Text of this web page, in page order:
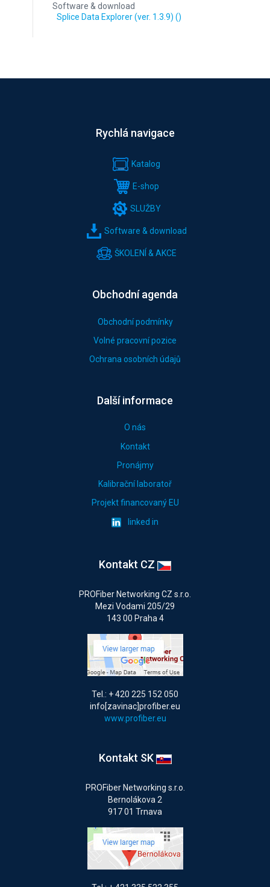
Software & download
Splice Data Explorer (ver. 1.3.9) ()
Rychlá navigace
Katalog
E-shop
SLUŽBY
Software & download
ŠKOLENÍ & AKCE
Obchodní agenda
Obchodní podmínky
Volné pracovní pozice
Ochrana osobních údajů
Další informace
O nás
Kontakt
Pronájmy
Kalibrační laboratoř
Projekt financovaný EU
linked in
Kontakt CZ
PROFiber Networking CZ s.r.o.
Mezi Vodami 205/29
143 00 Praha 4
Tel.: + 420 225 152 050
info[zavinac]profiber.eu
www.profiber.eu
Kontakt SK
PROFiber Networking s.r.o.
Bernolákova 2
917 01 Trnava